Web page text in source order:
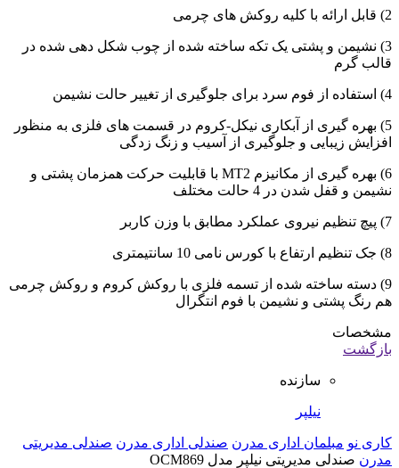
2) قابل ارائه با کلیه روکش های چرمی
3) نشیمن و پشتی یک تکه ساخته شده از چوب شکل دهی شده در
قالب گرم
4) استفاده از فوم سرد برای جلوگیری از تغییر حالت نشیمن
5) بهره گیری از آبکاری نیکل-کروم در قسمت های فلزی به منظور
افزایش زیبایی و جلوگیری از آسیب و زنگ زدگی
6) بهره گیری از مکانیزم MT2 با قابلیت حرکت همزمان پشتی و
نشیمن و قفل شدن در 4 حالت مختلف
7) پیچ تنظیم نیروی عملکرد مطابق با وزن کاربر
8) جک تنظیم ارتفاع با کورس نامی 10 سانتیمتری
9) دسته ساخته شده از تسمه فلزی با روکش کروم و روکش چرمی
هم رنگ پشتی و نشیمن با فوم انتگرال
مشخصات
بازگشت
سازنده
نیلپر
کاری نو مبلمان اداری مدرن صندلی اداری مدرن صندلی مدیریتی
مدرن صندلی مدیریتی نیلپر مدل OCM869